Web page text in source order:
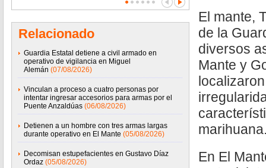
Relacionado
Guardia Estatal detiene a civil armado en
operativo de vigilancia en Miguel
Alemán (07/08/2026)
Vinculan a proceso a cuatro personas por
intentar ingresar accesorios para armas por el
Puente Anzaldúas (06/08/2026)
Detienen a un hombre con tres armas largas
durante operativo en El Mante (05/08/2026)
Decomisan estupefacientes en Gustavo Díaz
Ordaz (05/08/2026)
El mante,
de la
diversos
Mante y
En El